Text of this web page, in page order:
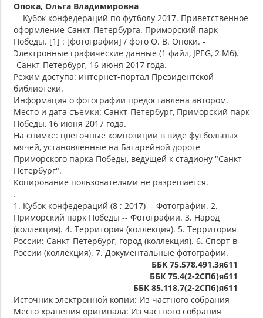
Опока, Ольга Владимировна
Кубок конфедераций по футболу 2017. Приветственное
оформление Санкт-Петербурга. Приморский парк
Победы. [1] : [фотография] / фото О. В. Опоки. -
Электронные графические данные (1 файл, JPEG, 2 Мб).
-Санкт-Петербург, 16 июня 2017 года. -
Режим доступа: интернет-портал Президентской
библиотеки.
Информация о фотографии предоставлена автором.
Место и дата съемки: Санкт-Петербург, Приморский парк
Победы, 16 июня 2017 года.
На снимке: цветочные композиции в виде футбольных
мячей, установленные на Батарейной дороге
Приморского парка Победы, ведущей к стадиону "Санкт-
Петербург".
Копирование пользователями не разрешается.
.
1. Кубок конфедераций (8 ; 2017) -- Фотографии. 2.
Приморский парк Победы -- Фотографии. 3. Народ
(коллекция). 4. Территория (коллекция). 5. Территория
России: Санкт-Петербург, город (коллекция). 6. Спорт в
России (коллекция). 7. Документальные фотографии.
ББК 75.578,491.3я611
ББК 75.4(2-2СПб)я611
ББК 85.118.7(2-2СПб)я611
Источник электронной копии: Из частного собрания
Место хранения оригинала: Из частного собрания